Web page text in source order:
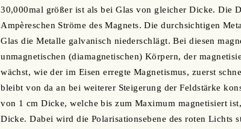
30,000mal größer ist als bei Glas von gleicher Dicke. Die
Ampèreschen Ströme des Magnets. Die durchsichtigen
Glas die Metalle galvanisch niederschlägt. Bei diesen
unmagnetischen (diamagnetischen) Körpern, der
wächst, wie der im Eisen erregte Magnetismus, zuerst
bleibt von da an bei weiterer Steigerung der Feldstärke
von 1 cm Dicke, welche bis zum Maximum magnetisiert
Dicke. Dabei wird die Polarisationsebene des roten Lichts